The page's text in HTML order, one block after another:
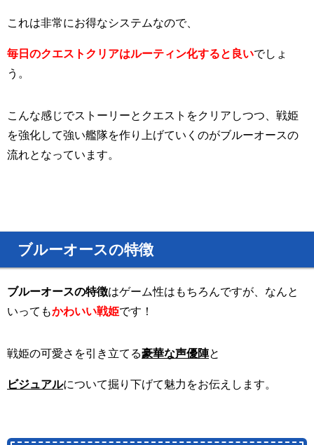
これは非常にお得なシステムなので、
毎日のクエストクリアはルーティン化すると良いでしょ
う。
こんな感じでストーリーとクエストをクリアしつつ、戦姫
を強化して強い艦隊を作り上げていくのがブルーオースの
流れとなっています。
ブルーオースの特徴
ブルーオースの特徴はゲーム性はもちろんですが、なんと
いってもかわいい戦姫です！
戦姫の可愛さを引き立てる豪華な声優陣と
ビジュアルについて掘り下げて魅力をお伝えします。